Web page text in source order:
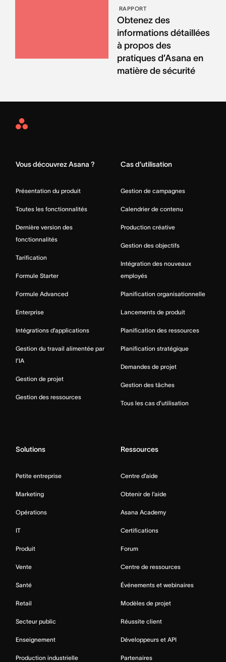
RAPPORT
Obtenez des
informations détaillées
à propos des
pratiques d’Asana en
matière de sécurité
Asana
Vous découvrez Asana ?
Présentation du produit
Toutes les fonctionnalités
Dernière version des
fonctionnalités
Tarification
Formule Starter
Formule Advanced
Enterprise
Intégrations d’applications
Gestion du travail alimentée par
l’IA
Gestion de projet
Gestion des ressources
Cas d’utilisation
Gestion de campagnes
Calendrier de contenu
Production créative
Gestion des objectifs
Intégration des nouveaux
employés
Planification organisationnelle
Lancements de produit
Planification des ressources
Planification stratégique
Demandes de projet
Gestion des tâches
Tous les cas d’utilisation
Solutions
Petite entreprise
Marketing
Opérations
IT
Produit
Vente
Santé
Retail
Secteur public
Enseignement
Production industrielle
Ressources
Centre d’aide
Obtenir de l’aide
Asana Academy
Certifications
Forum
Centre de ressources
Événements et webinaires
Modèles de projet
Réussite client
Développeurs et API
Partenaires